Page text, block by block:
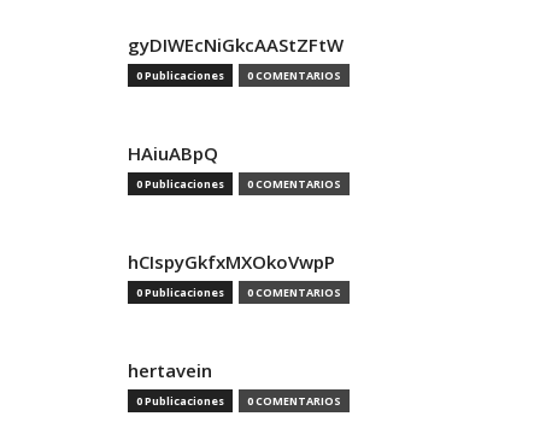
gyDIWEcNiGkcAAStZFtW
0 Publicaciones 0 COMENTARIOS
HAiuABpQ
0 Publicaciones 0 COMENTARIOS
hCIspyGkfxMXOkoVwpP
0 Publicaciones 0 COMENTARIOS
hertavein
0 Publicaciones 0 COMENTARIOS